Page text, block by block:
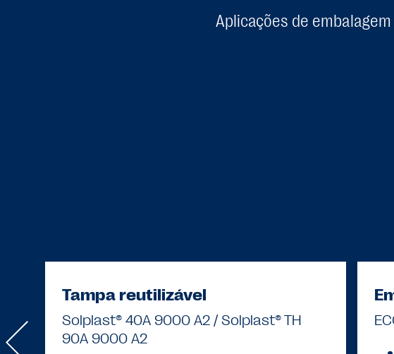
Aplicações de
Tampa reutilizável
Solplast® 40A 9000 A2 / Solplast® TH
90A 9000 A2